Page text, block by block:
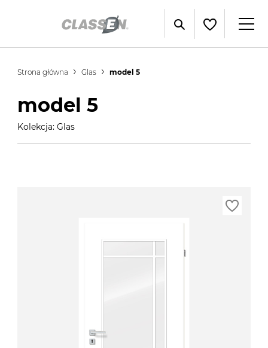
Strona główna Glas model 5
model 5
Kolekcja: Glas